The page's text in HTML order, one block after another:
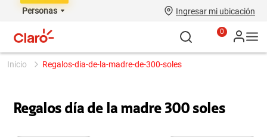
Personas Ingresar mi ubicación
0
regalos-dia-de-la-madre-de-300-soles
Regalos día de la madre 300 soles